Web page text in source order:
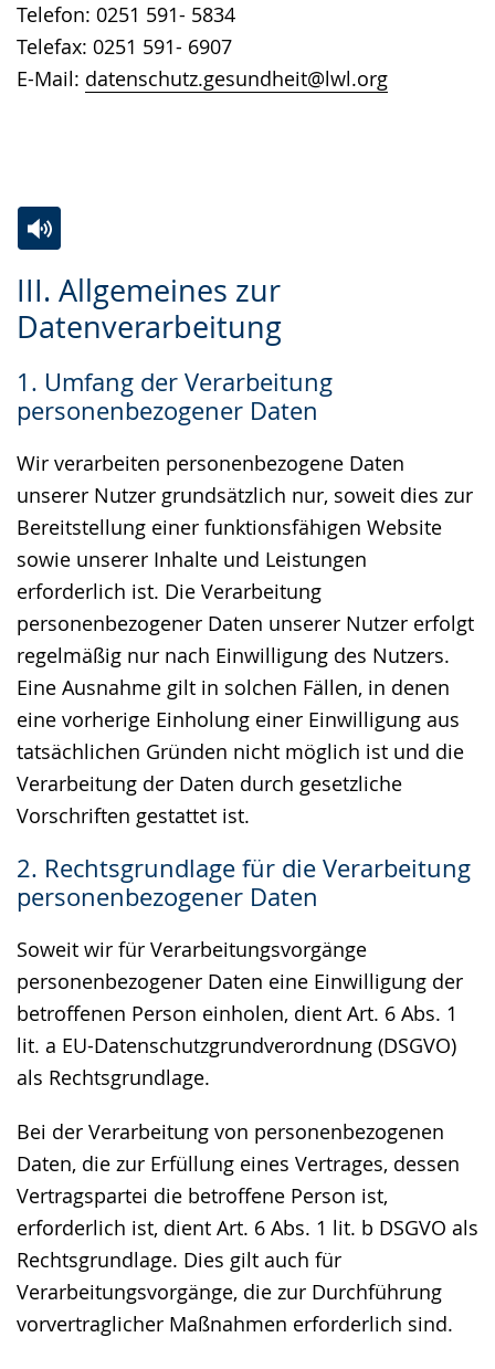
Telefon: 0251 591- 5834
Telefax: 0251 591- 6907
E-Mail: datenschutz.gesundheit@lwl.org
III. Allgemeines zur
Datenverarbeitung
1. Umfang der Verarbeitung
personenbezogener Daten
Wir verarbeiten personenbezogene Daten
unserer Nutzer grundsätzlich nur, soweit dies zur
Bereitstellung einer funktionsfähigen Website
sowie unserer Inhalte und Leistungen
erforderlich ist. Die Verarbeitung
personenbezogener Daten unserer Nutzer erfolgt
regelmäßig nur nach Einwilligung des Nutzers.
Eine Ausnahme gilt in solchen Fällen, in denen
eine vorherige Einholung einer Einwilligung aus
tatsächlichen Gründen nicht möglich ist und die
Verarbeitung der Daten durch gesetzliche
Vorschriften gestattet ist.
2. Rechtsgrundlage für die Verarbeitung
personenbezogener Daten
Soweit wir für Verarbeitungsvorgänge
personenbezogener Daten eine Einwilligung der
betroffenen Person einholen, dient Art. 6 Abs. 1
lit. a EU-Datenschutzgrundverordnung (DSGVO)
als Rechtsgrundlage.
Bei der Verarbeitung von personenbezogenen
Daten, die zur Erfüllung eines Vertrages, dessen
Vertragspartei die betroffene Person ist,
erforderlich ist, dient Art. 6 Abs. 1 lit. b DSGVO als
Rechtsgrundlage. Dies gilt auch für
Verarbeitungsvorgänge, die zur Durchführung
vorvertraglicher Maßnahmen erforderlich sind.
Leichten
Sprache
Audio-
Unterstützung.
Video
in
Gebärdensprache
wird
angezeigt.